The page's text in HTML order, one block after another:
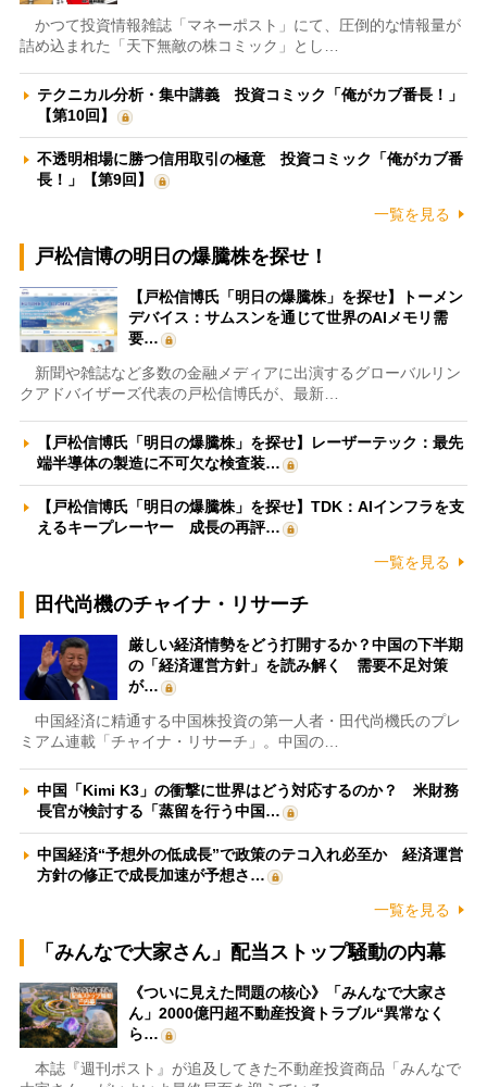
かつて投資情報雑誌「マネーポスト」にて、圧倒的な情報量が
詰め込まれた「天下無敵の株コミック」とし…
テクニカル分析・集中講義 投資コミック「俺がカブ番長！」
【第10回】
不透明相場に勝つ信用取引の極意 投資コミック「俺がカブ番
長！」【第9回】
一覧を見る
戸松信博の明日の爆騰株を探せ！
【戸松信博氏「明日の爆騰株」を探せ】トーメン
デバイス：サムスンを通じて世界のAIメモリ需
要…
新聞や雑誌など多数の金融メディアに出演するグローバルリン
クアドバイザーズ代表の戸松信博氏が、最新…
【戸松信博氏「明日の爆騰株」を探せ】レーザーテック：最先
端半導体の製造に不可欠な検査装…
【戸松信博氏「明日の爆騰株」を探せ】TDK：AIインフラを支
えるキープレーヤー 成長の再評…
一覧を見る
田代尚機のチャイナ・リサーチ
厳しい経済情勢をどう打開するか？中国の下半期
の「経済運営方針」を読み解く 需要不足対策
が…
中国経済に精通する中国株投資の第一人者・田代尚機氏のプレ
ミアム連載「チャイナ・リサーチ」。中国の…
中国「Kimi K3」の衝撃に世界はどう対応するのか？ 米財務
長官が検討する「蒸留を行う中国…
中国経済“予想外の低成長”で政策のテコ入れ必至か 経済運営
方針の修正で成長加速が予想さ…
一覧を見る
「みんなで大家さん」配当ストップ騒動の内幕
《ついに見えた問題の核心》「みんなで大家さ
ん」2000億円超不動産投資トラブル“異常なく
ら…
本誌『週刊ポスト』が追及してきた不動産投資商品「みんなで